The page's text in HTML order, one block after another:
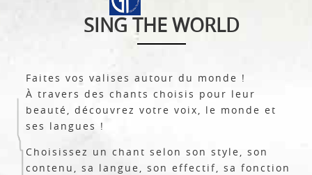
SING THE WORLD
Faites vos valises autour du monde !
À travers des chants choisis pour leur
beauté, découvrez votre voix, le monde et
ses langues !
Choisissez un chant selon son style, son
contenu, sa langue, son effectif, sa fonction